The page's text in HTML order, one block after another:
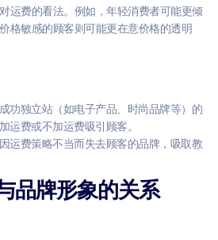
运费的看法。例如，年轻消费者可能更倾
格敏感的顾客则可能更在意价格的透明
功独立站（如电子产品、时尚品牌等）的
运费或不加运费吸引顾客。
运费策略不当而失去顾客的品牌，吸取教
品牌形象的关系